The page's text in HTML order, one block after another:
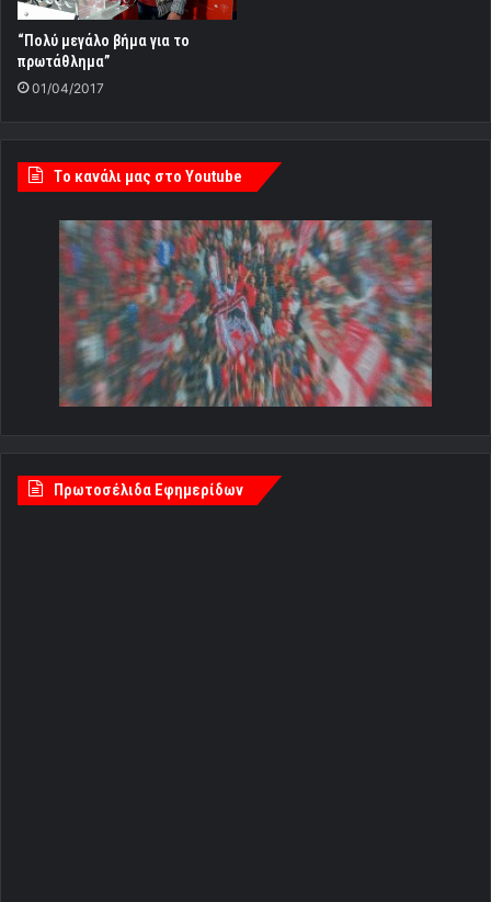
“Πολύ μεγάλο βήμα για το
πρωτάθλημα”
01/04/2017
Tο κανάλι μας στο Youtube
Πρωτοσέλιδα Εφημερίδων